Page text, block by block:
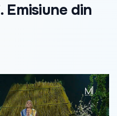
Emisiune din